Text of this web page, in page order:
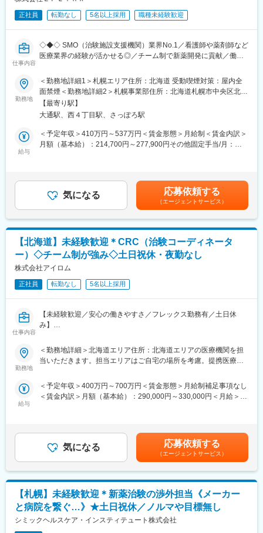
ながら学んでいきます。その後、各拠点に配属され先輩社員から
業務を引継ぎながらOJT担当者とともに医療機関へ同行するな
ど、徐々に業務を身に着けていきます。確認テストやチェックシ
ートを用いながら習熟度を測り、入社後1年程度で一人で担当を持
てるようになります。なお、その後も定期的に中途入社者に対し
てフォローを行う体制が整っています。
・チームワーク：通常は1人で業務にあたることが多いですが、困
ったときや先輩や上司がサポートしてくれるため、安心して進め
られます。また、家族の急な体調不良や突発休の場合にも周囲が
代理対応をしてくれる風土があり、チームワークが強みです。
した。管理職における女性比率も63.6%と、ライフイベントの多
い女性も活躍しやすい環境です。正社員の場合、転勤可能性はあ
正社員 転勤なし 5名以上採用 職種未経験歓迎
仕事内容
◇◆◇ SMO（治験施設支援機関）業界No.1／看護師や薬剤師など
医療業界の経験が活かせる◎／チーム制で新薬開発に貢献／働き
【CRC=治験コーディネーターとは？】
病院・クリニックを訪問して、患者様や医師や院内スタッフ、さ
らに製薬企業との連絡・調整役を担います。また、治験を受けて
いただく患者様の相談相手となり、じっくり向き合う仕事です。
【CRCのやりがい】
接聞けることもあります。患者様や医療機関から「ありがとう」
と感謝の言葉をいただけたときの喜びは、ひとしおです。
■午前：
・治験の進捗状況の確認や患者様対応の予定などを、院内の治験
事務局に共有
・来院された患者様の診察や検査に同席し、治験が手順通りに行
われているか、患者様の状態変化が無いかを確認します。
■午後：
・患者様の報告書作成
・治験の参加候補となる患者様をカルテから探す
・医師との打ち合わせ
■基礎研修が充実：
入社後1か月は研修期間となります。ビジネスマナーやPCスキル
入社いただけます。
■配属後も丁寧なフォロー：
【働きやすい制度と環境】
・ご自宅から1時間程度で通える施設をお任せする予定です。
のスケジュールに合わせて始業、就業時間を決めることができま
す。
・5日間のリフレッシュ休暇制度や、時間単位で取得できる有給休
暇。
・産前産後休暇（妊娠中時短勤務あり）、子供が3歳になるまで取
得できる育児休業、
勤務地
＜勤務地詳細1＞札幌エリア住所：北海道 受動喫煙対策：屋内全
面禁煙＜勤務地詳細2＞札幌事業部住所：北海道札幌市中央区北一
条西4-2-2 札幌ノースプラザ11階 勤務地最寄駅：札幌市営地下鉄
線／大通駅受動喫煙対策：屋内全面禁煙変更の範囲：会社の定め
【最寄り駅】
大通駅、西４丁目駅、さっぽろ駅
給与
＜予定年収＞410万円～537万円＜賃金形態＞月給制＜賃金内訳＞
月額（基本給）：214,700円～277,900円その他固定手当/月：
CRC手当・休日連絡対応手当■賞与：年2回（6月、12月）／昇
給：年1回（10月）※業績に応じ、決算賞与（秋季賞与）支給の場
合あり（10月）■時間外・休日出勤手当等の割増賃金は別途支給
賃金はあくまでも目安の金額であり、選考を通じて上下する可能
性があります。月給(月額)は固定手当を含めた表記です。
気になる 応募依頼する
（エージェントサービス）
【北海道】未経験歓迎＊CRC（治験コーディネータ
ー）◇チーム制が強み◇土日祝休・夜勤なし
株式会社アイロム
正社員 転勤なし 5名以上採用
仕事内容
【未経験歓迎／安心の働きやすさ／フレックス勤務有／土日休
み】
■業務詳細／治験コーディネーター（CRCって何？）
新しい薬や治療法が安全で効果的かどうかを確かめるための臨床
＜具体的に＞
患者さんが治験に参加する手続きを助けたり、治験中のデータを
治験が成功するためにはCRCの役割が非常に重要で、医療の進歩
に貢献できるやりがいのある仕事です。
※担当する医療機関に常駐しての業務となります。
■治験コーディネーターで得られるスキル：
（1）コミュニケーション力：
患者さんに治験の内容をわかりやすく説明したり、医師や看護師
と連携することで伝える力が身に付きます。
（2）スケジュール管理力：
勤務地
＜勤務地詳細＞北海道エリア住所：北海道エリアの医療機関を担
当いただきます。担当エリアはご自宅の場所を考慮。提携医療施
給与
＜予定年収＞400万円～700万円＜賃金形態＞月給制補足事項なし
＜賃金内訳＞月額（基本給）：290,000円～330,000円＜月給＞
る可能性があります。月給(月額)は固定手当を含めた表記です。
気になる 応募依頼する
（エージェントサービス）
【札幌】未経験歓迎＊新薬治験の渉外担当《メーカー
と病院を繋ぐ…》★土日祝休／ノルマや目標無し
シミックヘルスケア・インスティテュート株式会社